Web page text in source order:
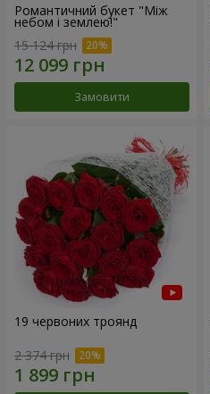
Романтичний букет "Між
небом і землею!"
15 124 грн
Замовити
19 червоних троянд
2 374 грн